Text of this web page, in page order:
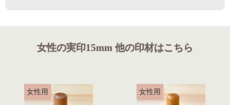
女性の実印15mm 他の印材はこちら
女性用 女性用